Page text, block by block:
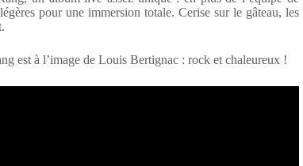
pour une immersion totale. Cerise sur le gâteau, les
est à l’image de Louis Bertignac : rock et chaleureux !